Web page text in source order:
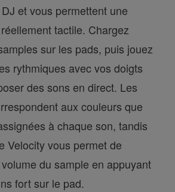
et vous permettent une
tactile. Chargez
sur les pads, puis jouez
rythmiques avec vos doigts
des sons en direct. Les
aux couleurs que
à chaque son, tandis
Velocity vous permet de
du sample en appuyant
fort sur le pad.